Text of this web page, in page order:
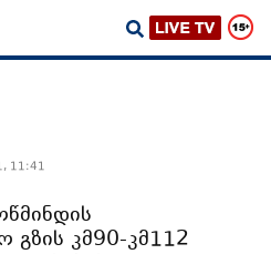
11:41
გზის კმ90-კმ112